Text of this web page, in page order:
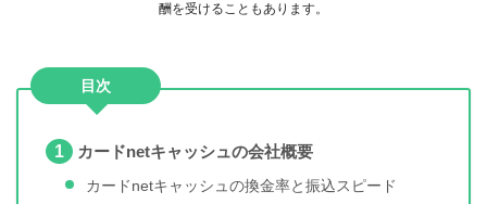
酬を受けることもあります。
目次
1 カードnetキャッシュの会社概要
カードnetキャッシュの換金率と振込スピード